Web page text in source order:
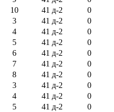
10 41 д-2
0
3 41 д-2
0
4 41 д-2
0
5 41 д-2
0
6 41 д-2
0
7 41 д-2
0
8 41 д-2
0
3 41 д-2
0
4 41 д-2
0
5 41 д-2
0